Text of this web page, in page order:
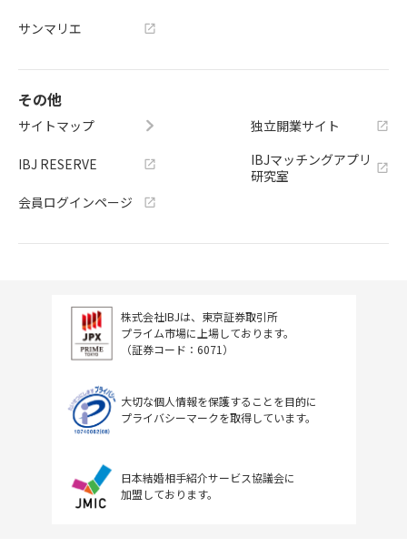
サンマリエ
その他
サイトマップ
IBJ RESERVE
会員ログインページ
独立開業サイト
IBJマッチングアプリ
研究室
株式会社IBJは、東京証券取引所
プライム市場に上場しております。
（証券コード：6071）
大切な個人情報を保護することを目的に
プライバシーマークを取得しています。
日本結婚相手紹介サービス協議会に
加盟しております。